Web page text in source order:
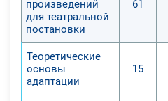
произведений
для театральной
постановки
61
Теоретические
основы
адаптации
15